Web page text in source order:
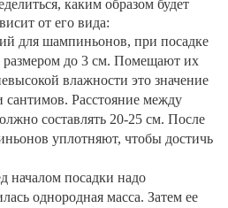
каким образом будет
от его вида:
для шампиньонов, при посадке
размером до 3 см. Помещают их
влажности это значение
Расстояние между
составлять 20-25 см. После
уплотняют, чтобы достичь
началом посадки надо
однородная масса. Затем ее